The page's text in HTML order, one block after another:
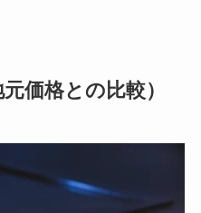
価格との比較）